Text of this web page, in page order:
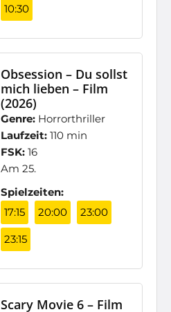
10:30
Obsession – Du sollst
mich lieben – Film
(2026)
Genre: Horrorthriller
Laufzeit: 110 min
FSK: 16
Am 25.
Spielzeiten:
17:15
20:00 23:00
23:15
Scary Movie 6 – Film